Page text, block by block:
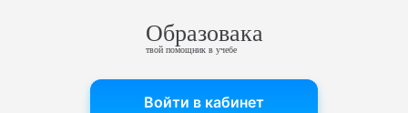
Образовака
твой помощник в учебе
Войти в кабинет